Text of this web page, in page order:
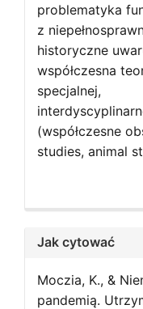
problematyka
z
historyczne
współczesna
specjalnej,
(współczesne
studies, animal
Jak cytować
Moczia, K., &
pandemią.